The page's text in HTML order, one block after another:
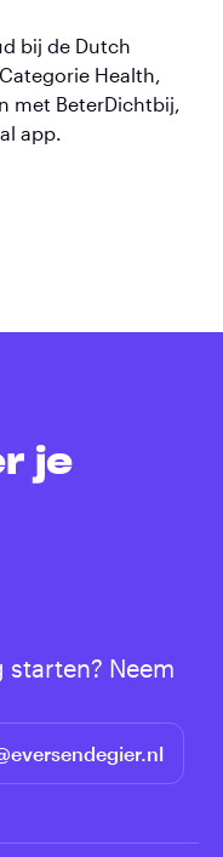
bij de Dutch
Health,
met BeterDichtbij,
app.
je
starten? Neem